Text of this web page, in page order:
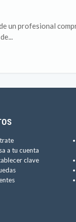
un profesional
a tu cuenta
clave